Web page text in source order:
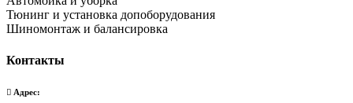
Тюнинг и установка допоборудования
Шиномонтаж и балансировка
Контакты
Адрес: